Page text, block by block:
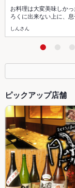
お料理は大変美味しか
ろくに出来ない上に、
しんさん
ピックアップ店舗